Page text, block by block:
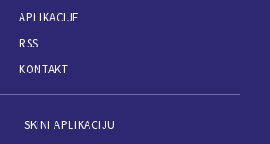
APLIKACIJE
RSS
KONTAKT
SKINI APLIKACIJU